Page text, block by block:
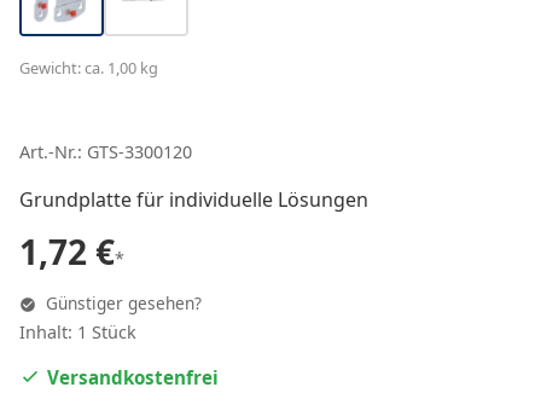
Gewicht: ca. 1,00 kg
Art.-Nr.: GTS-3300120
Grundplatte für individuelle Lösungen
1,72 €*
Günstiger gesehen?
Inhalt: 1 Stück
Versandkostenfrei